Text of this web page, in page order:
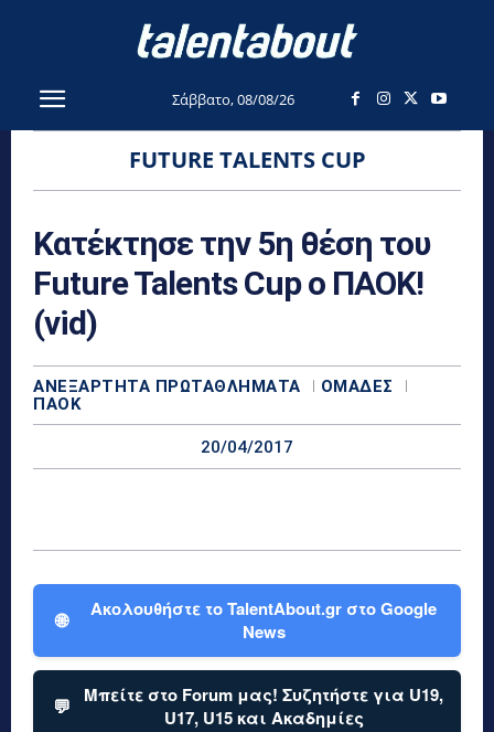
Σάββατο, 08/08/26
FUTURE TALENTS CUP
Κατέκτησε την 5η θέση του
Future Talents Cup ο ΠΑΟΚ!
(vid)
ΑΝΕΞΆΡΤΗΤΑ ΠΡΩΤΑΘΛΉΜΑΤΑ
ΟΜΆΔΕΣ
ΠΑΟΚ
20/04/2017
🌐
Ακολουθήστε το TalentAbout.gr στο Google
News
💬
Μπείτε στο Forum μας! Συζητήστε για U19,
U17, U15 και Ακαδημίες